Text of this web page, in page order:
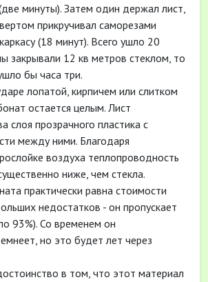
минуты). Затем один держал лист,
прикручивал саморезами
(18 минут). Всего ушло 20
закрывали 12 кв метров стеклом, то
бы часа три.
лопатой, кирпичем или слитком
остается целым. Лист
слоя прозрачного пластика с
между ними. Благодаря
воздуха теплопроводность
ниже, чем стекла.
практически равна стоимости
недостатков - он пропускает
93%). Со временем он
но это будет лет через
в том, что этот материал